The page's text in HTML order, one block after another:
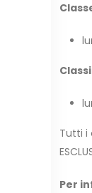
Tutti i
Per